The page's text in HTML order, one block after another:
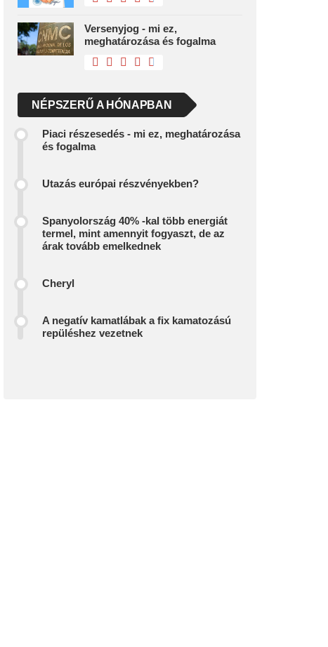
Versenyjog - mi ez,
meghatározása és fogalma
NÉPSZERŰ A HÓNAPBAN
Piaci részesedés - mi ez, meghatározása
és fogalma
Utazás európai részvényekben?
Spanyolország 40% -kal több energiát
termel, mint amennyit fogyaszt, de az
árak tovább emelkednek
Cheryl
A negatív kamatlábak a fix kamatozású
repüléshez vezetnek